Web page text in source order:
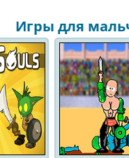
Игры для